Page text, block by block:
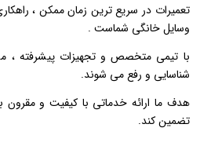
تعمیرات در سریع‌ ترین زمان ممکن ،
وسایل خانگی شماست .
با تیمی متخصص و تجهیزات پیشرفته ،
شناسایی و رفع می ‌شوند.
هدف ما ارائه خدماتی با کیفیت و
تضمین کند.